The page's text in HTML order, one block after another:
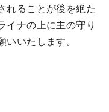
れることが後を絶た
イナの上に主の守り
いたします。